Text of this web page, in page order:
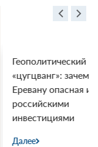
ООН,
России